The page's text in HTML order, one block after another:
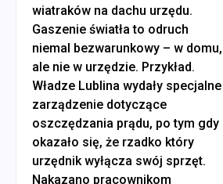
wiatraków na dachu urzędu.
Gaszenie światła to odruch
niemal bezwarunkowy – w domu,
ale nie w urzędzie. Przykład.
Władze Lublina wydały specjalne
zarządzenie dotyczące
oszczędzania prądu, po tym gdy
okazało się, że rzadko który
urzędnik wyłącza swój sprzęt.
Nakazano pracownikom